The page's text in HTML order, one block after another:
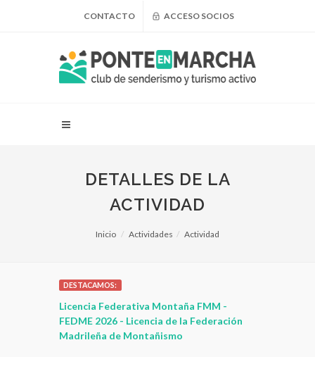
CONTACTO ACCESO SOCIOS
DETALLES DE LA
ACTIVIDAD
Inicio Actividades Actividad
DESTACAMOS:
Licencia Federativa Montaña FMM -
FEDME 2026 - Licencia de la Federación
Madrileña de Montañismo